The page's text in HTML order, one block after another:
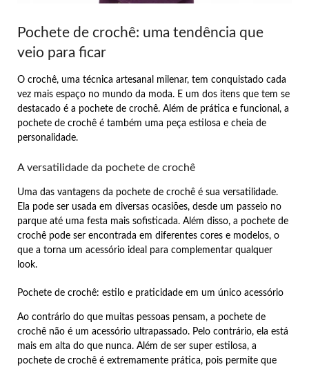
Pochete de crochê: uma tendência que
veio para ficar
O crochê, uma técnica artesanal milenar, tem conquistado cada
vez mais espaço no mundo da moda. E um dos itens que tem se
destacado é a pochete de crochê. Além de prática e funcional, a
pochete de crochê é também uma peça estilosa e cheia de
personalidade.
A versatilidade da pochete de crochê
Uma das vantagens da pochete de crochê é sua versatilidade.
Ela pode ser usada em diversas ocasiões, desde um passeio no
parque até uma festa mais sofisticada. Além disso, a pochete de
crochê pode ser encontrada em diferentes cores e modelos, o
que a torna um acessório ideal para complementar qualquer
look.
Pochete de crochê: estilo e praticidade em um único acessório
Ao contrário do que muitas pessoas pensam, a pochete de
crochê não é um acessório ultrapassado. Pelo contrário, ela está
mais em alta do que nunca. Além de ser super estilosa, a
pochete de crochê é extremamente prática, pois permite que